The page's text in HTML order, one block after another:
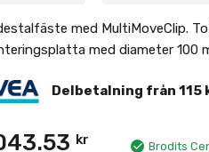
med MultiMoveClip.
med diameter 100
Delbetalning från 115
kr Brodits